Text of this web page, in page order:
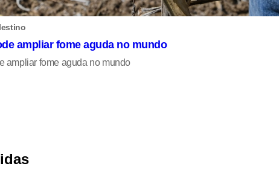
ampliar fome aguda no mundo
ampliar fome aguda no mundo